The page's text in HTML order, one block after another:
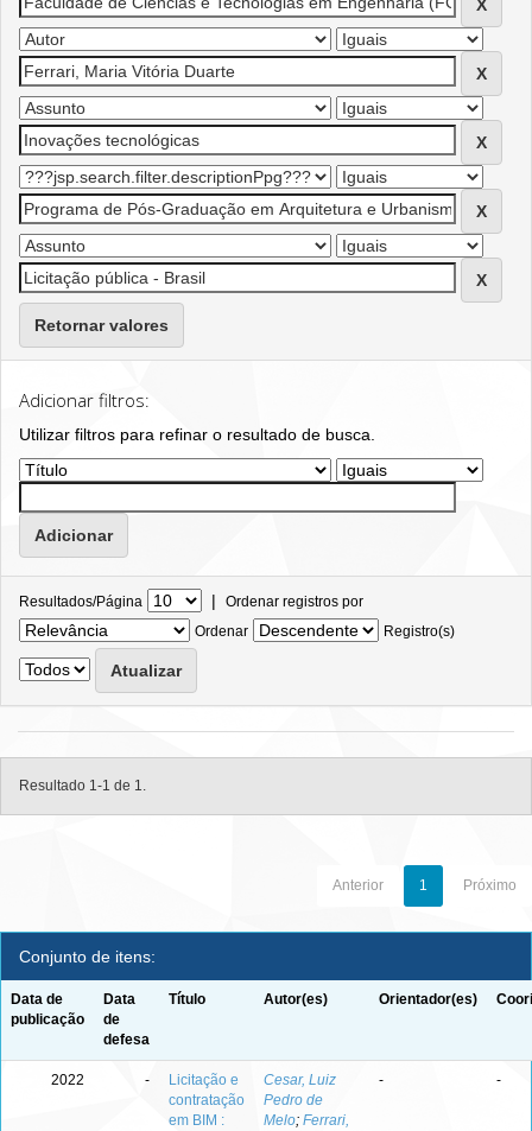
Retornar valores
Adicionar filtros:
Utilizar filtros para refinar o resultado de busca.
Resultados/Página | Ordenar registros por
Ordenar
Registro(s)
Resultado 1-1 de 1.
Anterior 1 Próximo
Conjunto de itens:
Data de
publicação
Data
de
defesa
Título Autor(es) Orientador(es)
2022 -
Licitação e
contratação
em BIM :
Cesar, Luiz
Pedro de
Melo; Ferrari,
- -